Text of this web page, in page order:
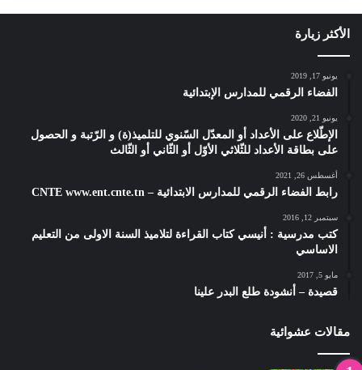
الأكثر زيارة
يونيو 17, 2019
الفضاء الرقمي للمدارس الإبتدائية
يونيو 21, 2020
الإطّلاع على الأعداد أو المعدّل السّنوي للتلميذ(ة) و الرّتبة و الحصول
على بطاقة الأعداد للثّلاثي الأوّل أو الثّاني أو الثّالث
أغسطس 26, 2021
رابط الفضاء الرقمي للمدارس الابتدائية – CNTE www.ent.cnte.tn
سبتمبر 12, 2016
كتب مدرسية : أنيسي كتاب القراءة لتلاميذ السنة الاولى من التعليم
الاساسي
مايو 5, 2017
قصيدة – أنشودة طلع البدر علينا
مقالات عشوائية